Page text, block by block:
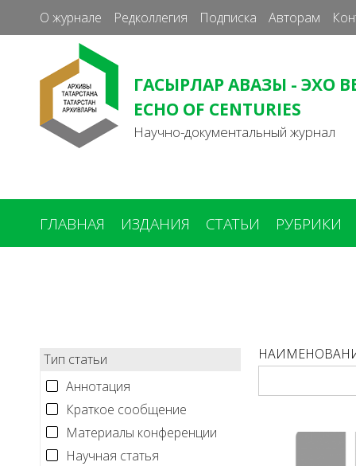
О журнале Редколлегия Подписка Авторам
ГАСЫРЛАР АВАЗЫ - ЭХО
ECHO OF CENTURIES
Научно-документальный журнал
ГЛАВНАЯ ИЗДАНИЯ СТАТЬИ РУБРИКИ
Тип статьи
Аннотация
Краткое сообщение
Материалы конференции
Научная статья